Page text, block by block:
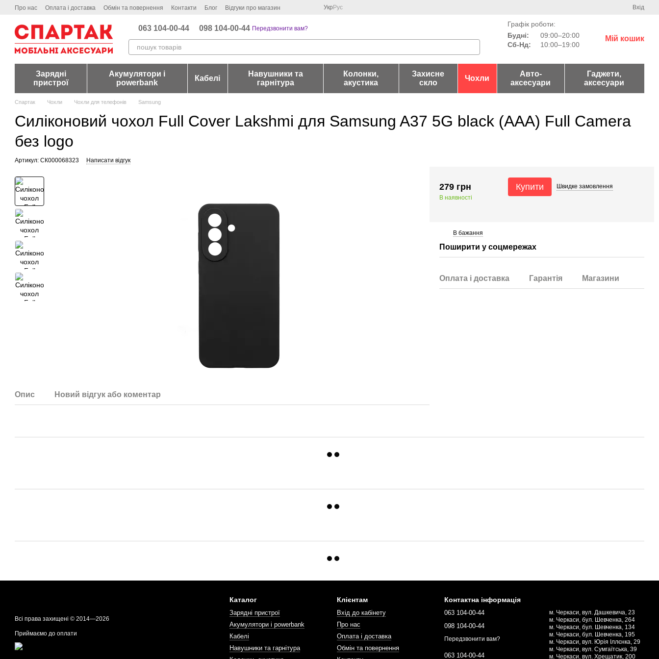
Перейти до основного контенту
Про нас Оплата і доставка Обмін та повернення Контакти Блог Відгуки про магазин Укр Рус Вхід
063 104-00-44 098 104-00-44 Передзвонити вам?
Графік роботи:
Будні:
09:00–20:00
Сб-Нд:
10:00–19:00
Мій кошик
Зарядні
пристрої
Акумулятори і
powerbank
Кабелі
Навушники та
гарнітура
Колонки,
акустика
Захисне
скло
Чохли
Авто-
аксесуари
Гаджети,
аксесуари
Спартак Чохли Чохли для телефонів Samsung
Силіконовий чохол Full Cover Lakshmi для Samsung A37 5G black (AAA) Full Camera
без logo
Артикул: СК000068323 Написати відгук
Опис Новий відгук або коментар
279 грн
В наявності
Купити Швидке замовлення
В бажання
Поширити у соцмережах
Оплата і доставка Гарантія Магазини
Всі права захищені © 2014—2026
Приймаємо до оплати
Каталог
Зарядні пристрої
Акумулятори і powerbank
Кабелі
Навушники та гарнітура
Клієнтам
Вхід до кабінету
Про нас
Оплата і доставка
Обмін та повернення
Контактна інформація
063 104-00-44
098 104-00-44
Передзвонити вам?
063 104-00-44
м. Черкаси, вул. Дашкевича, 23
м. Черкаси, бул. Шевченка, 264
м. Черкаси, бул. Шевченка, 134
м. Черкаси, бул. Шевченка, 195
м. Черкаси, вул. Юрія Іллєнка, 29
м. Черкаси, вул. Сумгаїтська, 39
м. Черкаси, вул. Хрещатик, 200